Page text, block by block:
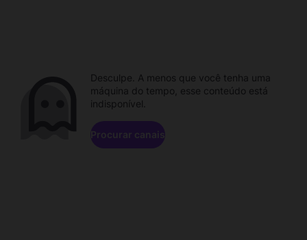
Desculpe. A menos que você tenha uma
máquina do tempo, esse conteúdo está
indisponível.
Procurar canais